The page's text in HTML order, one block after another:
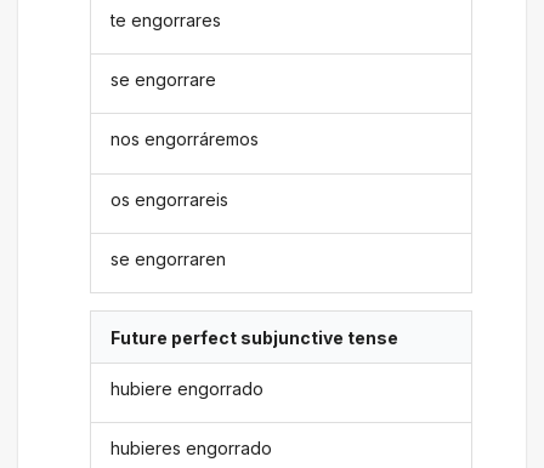
te engorrares
se engorrare
nos engorráremos
os engorrareis
se engorraren
Future perfect subjunctive tense
hubiere engorrado
hubieres engorrado